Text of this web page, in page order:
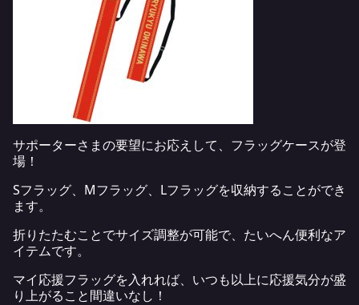
サポーターさまの要望にお応えして、フラッグケースが登
場！
Sフラッグ、Mフラッグ、Lフラッグを収納することができ
ます。
折りたたむことでサイズ調整が可能で、たいへん便利なア
イテムです。
マイ応援フラッグを入れれば、いつも以上に応援気分が盛
り上がること間違いなし！